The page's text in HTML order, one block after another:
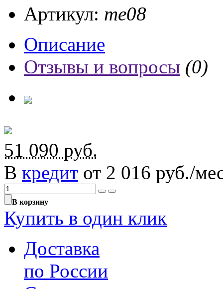
Артикул: те08
Описание
Отзывы и вопросы (0)
51 090 руб.
В кредит от 2 016 руб./
В корзину
Купить в один клик
Доставка
по России